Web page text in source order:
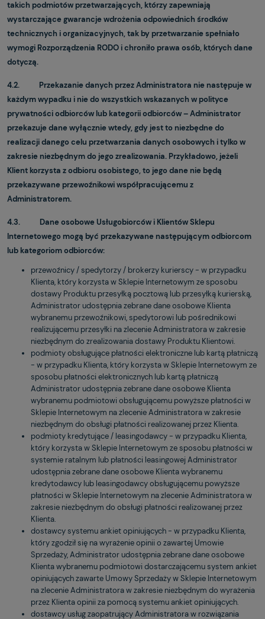
takich podmiotów przetwarzających, którzy zapewniają
wystarczające gwarancje wdrożenia odpowiednich środków
technicznych i organizacyjnych, tak by przetwarzanie spełniało
wymogi Rozporządzenia RODO i chroniło prawa osób, których dane
dotyczą.
4.2. Przekazanie danych przez Administratora nie następuje w
każdym wypadku i nie do wszystkich wskazanych w polityce
prywatności odbiorców lub kategorii odbiorców – Administrator
przekazuje dane wyłącznie wtedy, gdy jest to niezbędne do
realizacji danego celu przetwarzania danych osobowych i tylko w
zakresie niezbędnym do jego zrealizowania. Przykładowo, jeżeli
Klient korzysta z odbioru osobistego, to jego dane nie będą
przekazywane przewoźnikowi współpracującemu z
Administratorem.
4.3. Dane osobowe Usługobiorców i Klientów Sklepu
Internetowego mogą być przekazywane następującym odbiorcom
lub kategoriom odbiorców:
przewoźnicy / spedytorzy / brokerzy kurierscy - w przypadku
Klienta, który korzysta w Sklepie Internetowym ze sposobu
dostawy Produktu przesyłką pocztową lub przesyłką kurierską,
Administrator udostępnia zebrane dane osobowe Klienta
wybranemu przewoźnikowi, spedytorowi lub pośrednikowi
realizującemu przesyłki na zlecenie Administratora w zakresie
niezbędnym do zrealizowania dostawy Produktu Klientowi.
podmioty obsługujące płatności elektroniczne lub kartą płatniczą
- w przypadku Klienta, który korzysta w Sklepie Internetowym ze
sposobu płatności elektronicznych lub kartą płatniczą
Administrator udostępnia zebrane dane osobowe Klienta
wybranemu podmiotowi obsługującemu powyższe płatności w
Sklepie Internetowym na zlecenie Administratora w zakresie
niezbędnym do obsługi płatności realizowanej przez Klienta.
podmioty kredytujące / leasingodawcy - w przypadku Klienta,
który korzysta w Sklepie Internetowym ze sposobu płatności w
systemie ratalnym lub płatności leasingowej Administrator
udostępnia zebrane dane osobowe Klienta wybranemu
kredytodawcy lub leasingodawcy obsługującemu powyższe
płatności w Sklepie Internetowym na zlecenie Administratora w
zakresie niezbędnym do obsługi płatności realizowanej przez
Klienta.
dostawcy systemu ankiet opiniujących - w przypadku Klienta,
który zgodził się na wyrażenie opinii o zawartej Umowie
Sprzedaży, Administrator udostępnia zebrane dane osobowe
Klienta wybranemu podmiotowi dostarczającemu system ankiet
opiniujących zawarte Umowy Sprzedaży w Sklepie Internetowym
na zlecenie Administratora w zakresie niezbędnym do wyrażenia
przez Klienta opinii za pomocą systemu ankiet opiniujących.
dostawcy usług zaopatrujący Administratora w rozwiązania